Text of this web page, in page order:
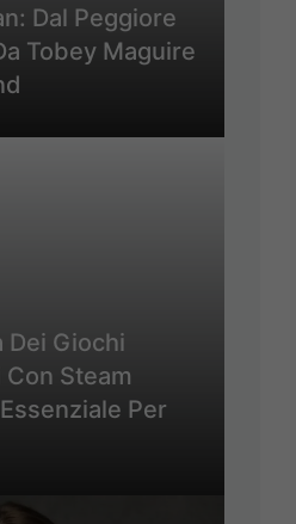
Dal Peggiore
Tobey Maguire
Dei Giochi
Steam
Per